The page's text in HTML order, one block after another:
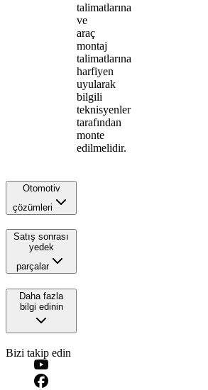
talimatlarına
ve
araç
montaj
talimatlarına
harfiyen
uyularak
bilgili
teknisyenler
tarafından
monte
edilmelidir.
Otomotiv
çözümleri
Satış sonrası
yedek
parçalar
Daha fazla
bilgi edinin
Bizi takip edin